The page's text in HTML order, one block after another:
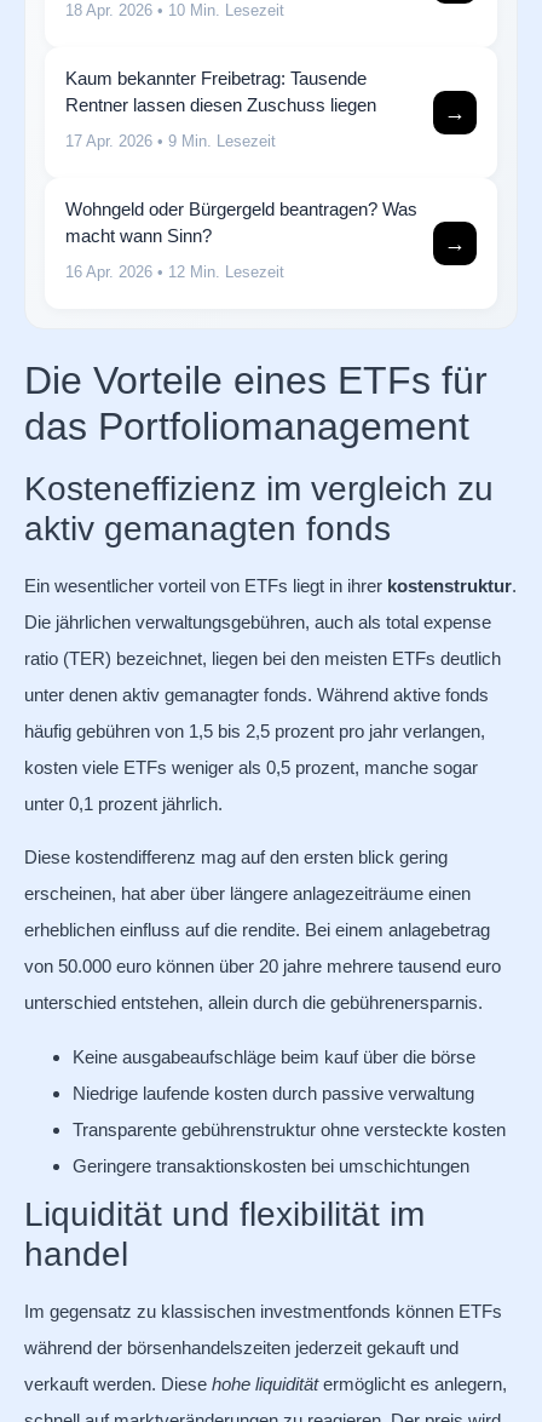
18 Apr. 2026 • 10 Min. Lesezeit
Kaum bekannter Freibetrag: Tausende
Rentner lassen diesen Zuschuss liegen
17 Apr. 2026 • 9 Min. Lesezeit
→
Wohngeld oder Bürgergeld beantragen? Was
macht wann Sinn?
16 Apr. 2026 • 12 Min. Lesezeit
→
Die Vorteile eines ETFs für
das Portfoliomanagement
Kosteneffizienz im vergleich zu
aktiv gemanagten fonds
Ein wesentlicher vorteil von ETFs liegt in ihrer kostenstruktur.
Die jährlichen verwaltungsgebühren, auch als total expense
ratio (TER) bezeichnet, liegen bei den meisten ETFs deutlich
unter denen aktiv gemanagter fonds. Während aktive fonds
häufig gebühren von 1,5 bis 2,5 prozent pro jahr verlangen,
kosten viele ETFs weniger als 0,5 prozent, manche sogar
unter 0,1 prozent jährlich.
Diese kostendifferenz mag auf den ersten blick gering
erscheinen, hat aber über längere anlagezeiträume einen
erheblichen einfluss auf die rendite. Bei einem anlagebetrag
von 50.000 euro können über 20 jahre mehrere tausend euro
unterschied entstehen, allein durch die gebührenersparnis.
Keine ausgabeaufschläge beim kauf über die börse
Niedrige laufende kosten durch passive verwaltung
Transparente gebührenstruktur ohne versteckte kosten
Geringere transaktionskosten bei umschichtungen
Liquidität und flexibilität im
handel
Im gegensatz zu klassischen investmentfonds können ETFs
während der börsenhandelszeiten jederzeit gekauft und
verkauft werden. Diese hohe liquiditätermöglicht es anlegern,